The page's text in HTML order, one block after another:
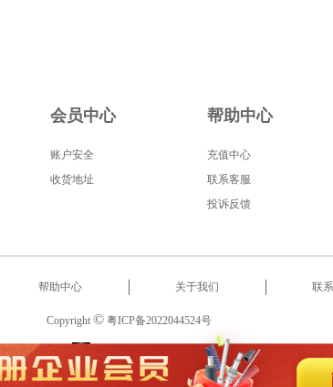
会员中心
账户安全
收货地址
帮助中心
充值中心
联系客服
投诉反馈
帮助中心 关于我们 联
Copyright © 粤ICP备2022044524号
18566522853 2022 东莞市启泰智能科技有限公司 版权所有